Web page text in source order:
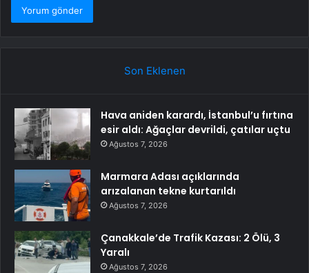
Son Eklenen
Hava aniden karardı, İstanbul’u fırtına
esir aldı: Ağaçlar devrildi, çatılar uçtu
Ağustos 7, 2026
Marmara Adası açıklarında
arızalanan tekne kurtarıldı
Ağustos 7, 2026
Çanakkale’de Trafik Kazası: 2 Ölü, 3
Yaralı
Ağustos 7, 2026